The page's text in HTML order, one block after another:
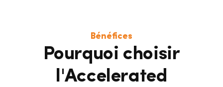
Bénéfices
Pourquoi choisir
l'Accelerated